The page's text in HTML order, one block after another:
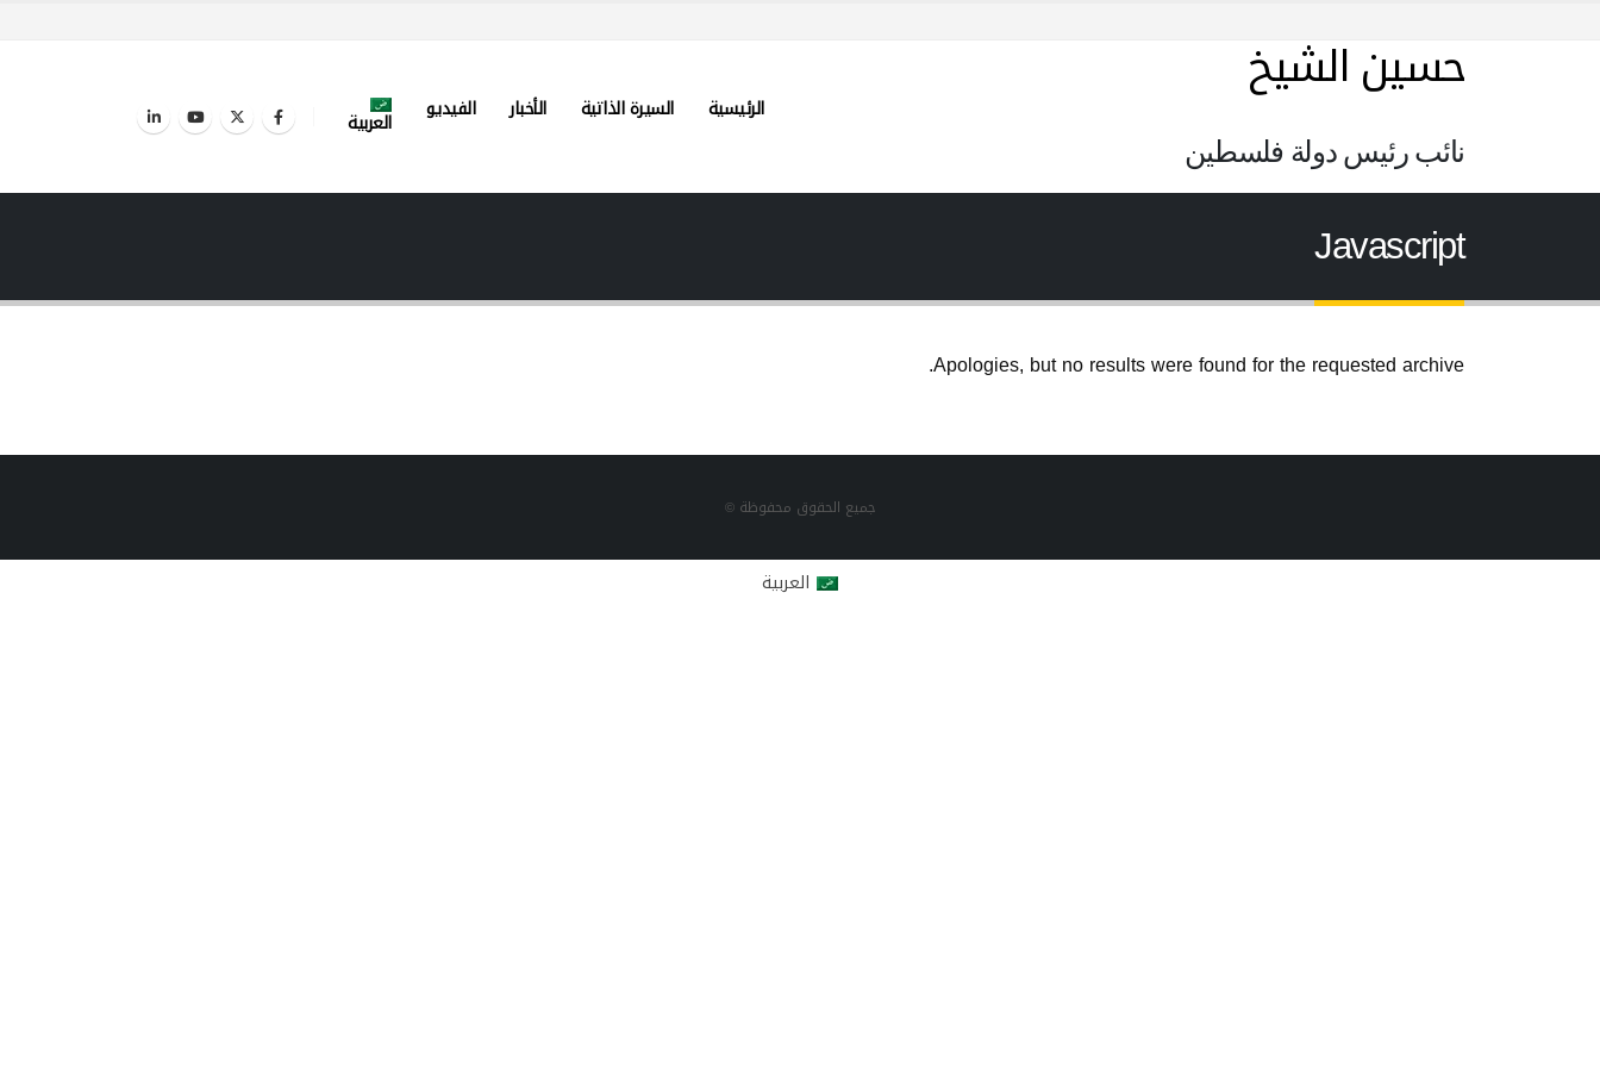
حسين الشيخ
نائب رئيس دولة فلسطين
الرئيسية السيرة الذاتية الأخبار الفيديو العربية
Javascript
Apologies, but no results were found for the requested archive.
جميع الحقوق محفوظة ©
العربية